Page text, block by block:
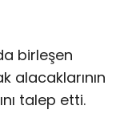
birleşen
alacaklarının
talep etti.